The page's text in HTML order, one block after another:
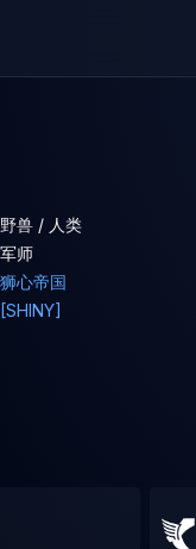
野兽 / 人类
军师
狮心帝国
[SHINY]